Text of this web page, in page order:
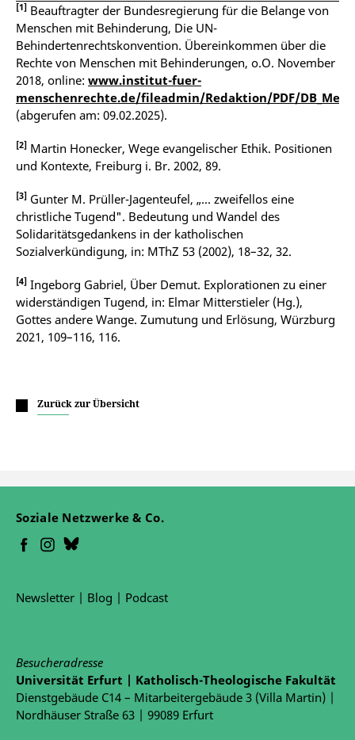
[1] Beauftragter der Bundesregierung für die Belange von
Menschen mit Behinderung, Die UN-
Behindertenrechtskonvention. Übereinkommen über die
Rechte von Menschen mit Behinderungen, o.O. November
2018, online: www.institut-fuer-
menschenrechte.de/fileadmin/Redaktion/PDF/
(abgerufen am: 09.02.2025).
[2] Martin Honecker, Wege evangelischer Ethik. Positionen
und Kontexte, Freiburg i. Br. 2002, 89.
[3] Gunter M. Prüller-Jagenteufel, „... zweifellos eine
christliche Tugend". Bedeutung und Wandel des
Solidaritätsgedankens in der katholischen
Sozialverkündigung, in: MThZ 53 (2002), 18–32, 32.
[4] Ingeborg Gabriel, Über Demut. Explorationen zu einer
widerständigen Tugend, in: Elmar Mitterstieler (Hg.),
Gottes andere Wange. Zumutung und Erlösung, Würzburg
2021, 109–116, 116.
Zurück zur Übersicht
Soziale Netzwerke & Co.
Newsletter | Blog | Podcast
Besucheradresse
Universität Erfurt | Katholisch-Theologische Fakultät
Dienstgebäude C14 – Mitarbeitergebäude 3 (Villa Martin) |
Nordhäuser Straße 63 | 99089 Erfurt